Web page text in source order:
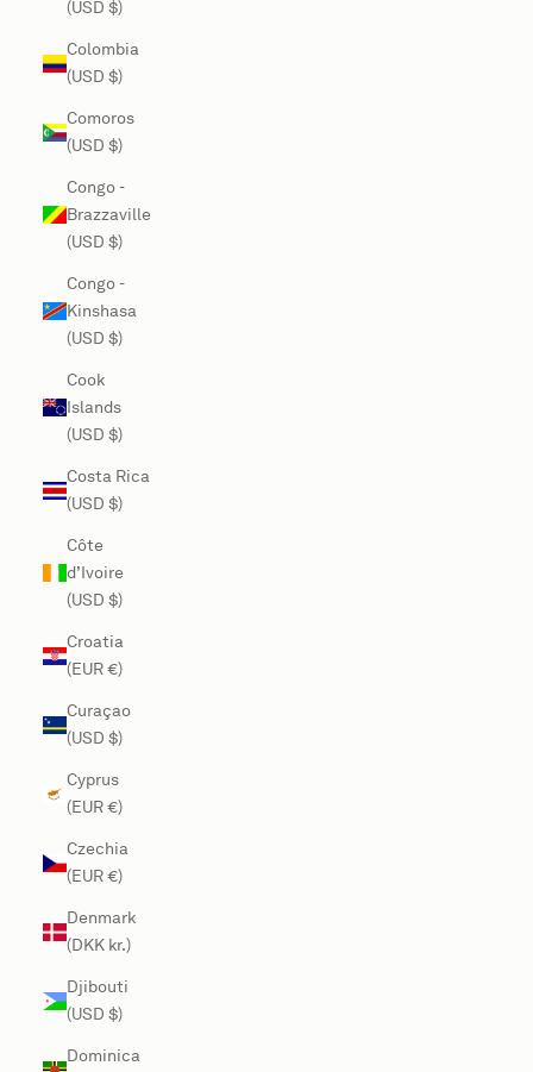
(USD $)
Colombia
(USD $)
Comoros
(USD $)
Congo -
Brazzaville
(USD $)
Congo -
Kinshasa
(USD $)
Cook
Islands
(USD $)
Costa Rica
(USD $)
Côte
d’Ivoire
(USD $)
Croatia
(EUR €)
Curaçao
(USD $)
Cyprus
(EUR €)
Czechia
(EUR €)
Denmark
(DKK kr.)
Djibouti
(USD $)
Dominica